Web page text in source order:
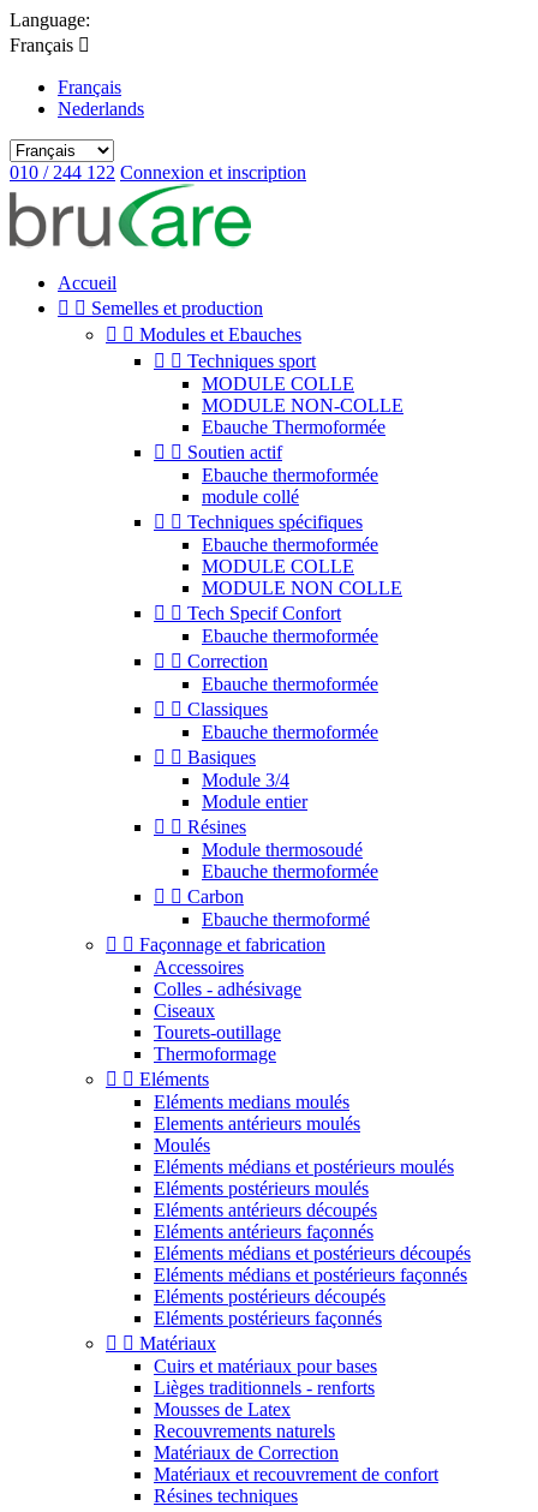
Language:
Français 
Français
Nederlands
010 / 244 122 Connexion et inscription
Accueil
  Semelles et production
  Modules et Ebauches
  Techniques sport
MODULE COLLE
MODULE NON-COLLE
Ebauche Thermoformée
  Soutien actif
Ebauche thermoformée
module collé
  Techniques spécifiques
Ebauche thermoformée
MODULE COLLE
MODULE NON COLLE
  Tech Specif Confort
Ebauche thermoformée
  Correction
Ebauche thermoformée
  Classiques
Ebauche thermoformée
  Basiques
Module 3/4
Module entier
  Résines
Module thermosoudé
Ebauche thermoformée
  Carbon
Ebauche thermoformé
  Façonnage et fabrication
Accessoires
Colles - adhésivage
Ciseaux
Tourets-outillage
Thermoformage
  Eléments
Eléments medians moulés
Elements antérieurs moulés
Moulés
Eléments médians et postérieurs moulés
Eléments postérieurs moulés
Eléments antérieurs découpés
Eléments antérieurs façonnés
Eléments médians et postérieurs découpés
Eléments médians et postérieurs façonnés
Eléments postérieurs découpés
Eléments postérieurs façonnés
  Matériaux
Cuirs et matériaux pour bases
Lièges traditionnels - renforts
Mousses de Latex
Recouvrements naturels
Matériaux de Correction
Matériaux et recouvrement de confort
Résines techniques